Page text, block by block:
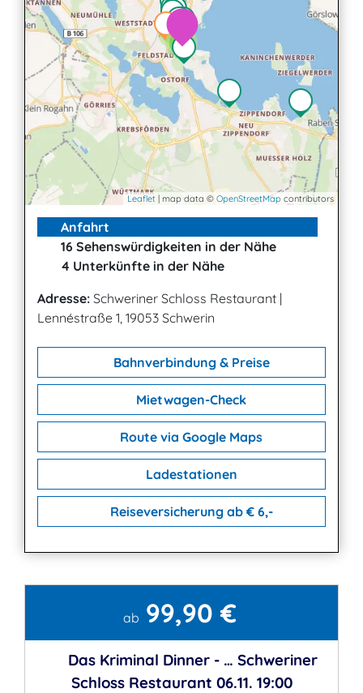
3
Leaflet | map data © OpenStreetMap contributors
Anfahrt
16 Sehenswürdigkeiten in der Nähe
4 Unterkünfte in der Nähe
Adresse: Schweriner Schloss Restaurant |
Lennéstraße 1, 19053 Schwerin
Bahnverbindung & Preise
Mietwagen-Check
Route via Google Maps
Ladestationen
Reiseversicherung ab € 6,-
Kontaktab 99,90 €
Das Kriminal Dinner - … Schweriner
Schloss Restaurant 06.11. 19:00